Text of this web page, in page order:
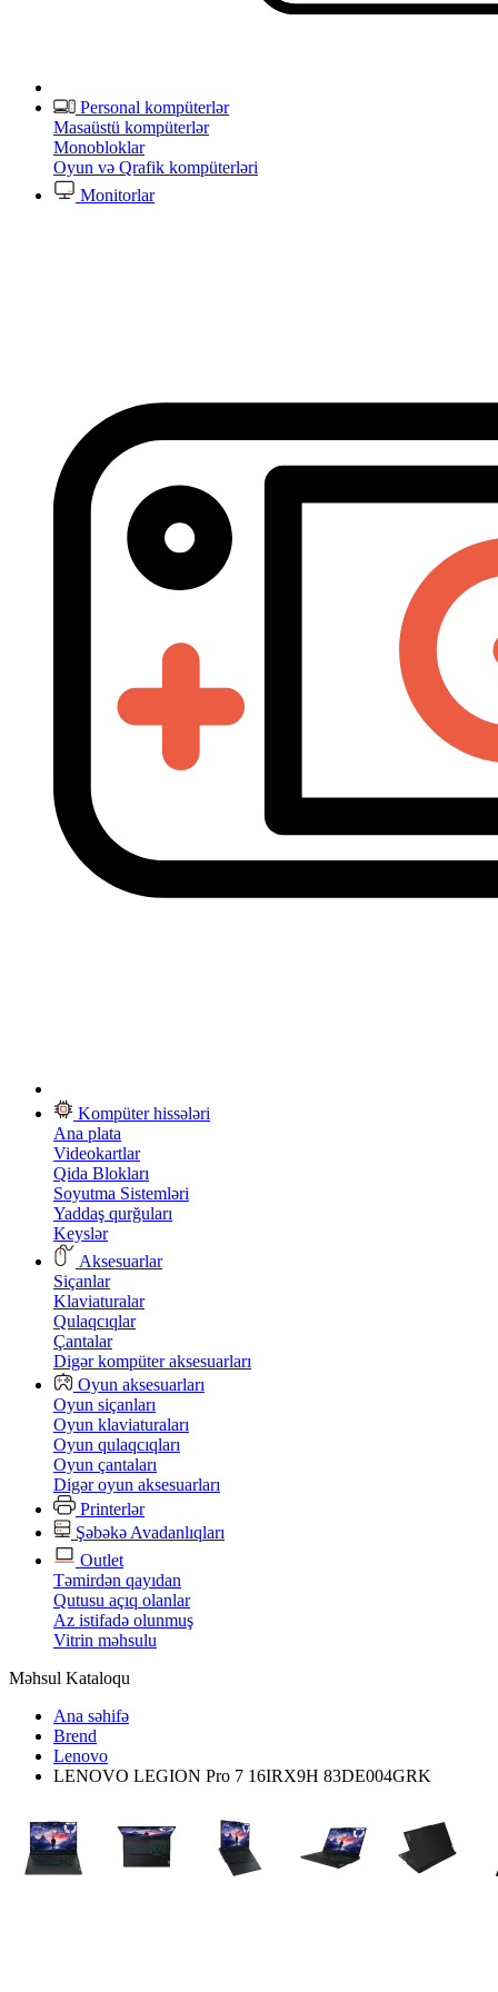
Personal kompüterlər
Masaüstü kompüterlər
Monobloklar
Oyun və Qrafik kompüterləri
Monitorlar
Kompüter hissələri
Ana plata
Videokartlar
Qida Blokları
Soyutma Sistemləri
Yaddaş qurğuları
Keyslər
Aksesuarlar
Siçanlar
Klaviaturalar
Qulaqcıqlar
Çantalar
Digər kompüter aksesuarları
Oyun aksesuarları
Oyun siçanları
Oyun klaviaturaları
Oyun qulaqcıqları
Oyun çantaları
Digər oyun aksesuarları
Printerlər
Şəbəkə Avadanlıqları
Outlet
Təmirdən qayıdan
Qutusu açıq olanlar
Az istifadə olunmuş
Vitrin məhsulu
Məhsul Kataloqu
Ana səhifə
Brend
Lenovo
LENOVO LEGION Pro 7 16IRX9H 83DE004GRK